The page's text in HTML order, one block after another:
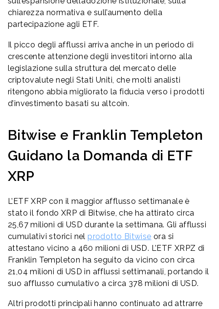
chiarezza normativa e sull’aumento della
partecipazione agli ETF.
Il picco degli afflussi arriva anche in un periodo di
crescente attenzione degli investitori intorno alla
legislazione sulla struttura del mercato delle
criptovalute negli Stati Uniti, che molti analisti
ritengono abbia migliorato la fiducia verso i prodotti
d’investimento basati su altcoin.
Bitwise e Franklin Templeton
Guidano la Domanda di ETF
XRP
L’ETF XRP con il maggior afflusso settimanale è
stato il fondo XRP di Bitwise, che ha attirato circa
25,67 milioni di USD durante la settimana. Gli afflussi
cumulativi storici nel prodotto Bitwise ora si
attestano vicino a 460 milioni di USD. L’ETF XRPZ di
Franklin Templeton ha seguito da vicino con circa
21,04 milioni di USD in afflussi settimanali, portando il
suo afflusso cumulativo a circa 378 milioni di USD.
Altri prodotti principali hanno continuato ad attrarre